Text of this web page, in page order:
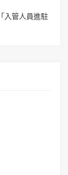
入管人員進駐